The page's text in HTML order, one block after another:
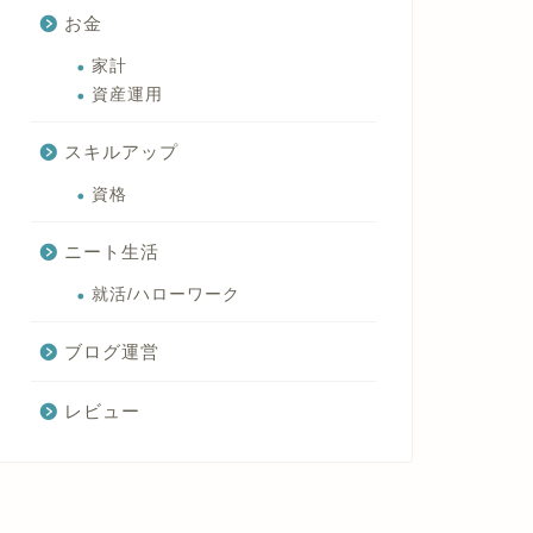
お金
家計
資産運用
スキルアップ
資格
ニート生活
就活/ハローワーク
ブログ運営
レビュー